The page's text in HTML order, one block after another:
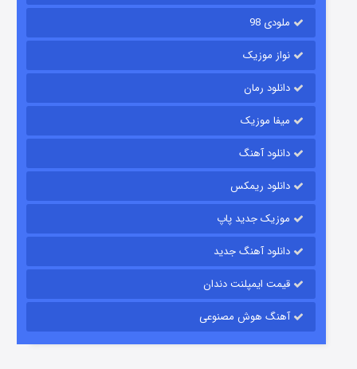
باب اسفنجی فصل ۱۷
قسمت
ملودی 98
نواز موزیک
دانلود رمان
میفا موزیک
دانلود آهنگ
دانلود ریمکس
موزیک جدید پاپ
دانلود آهنگ جدید
قیمت ایمپلنت دندان
آهنگ هوش مصنوعی